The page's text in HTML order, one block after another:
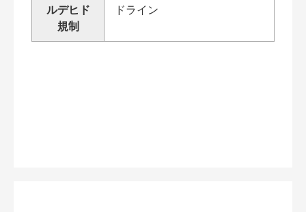
ルデヒド
規制
ドライン